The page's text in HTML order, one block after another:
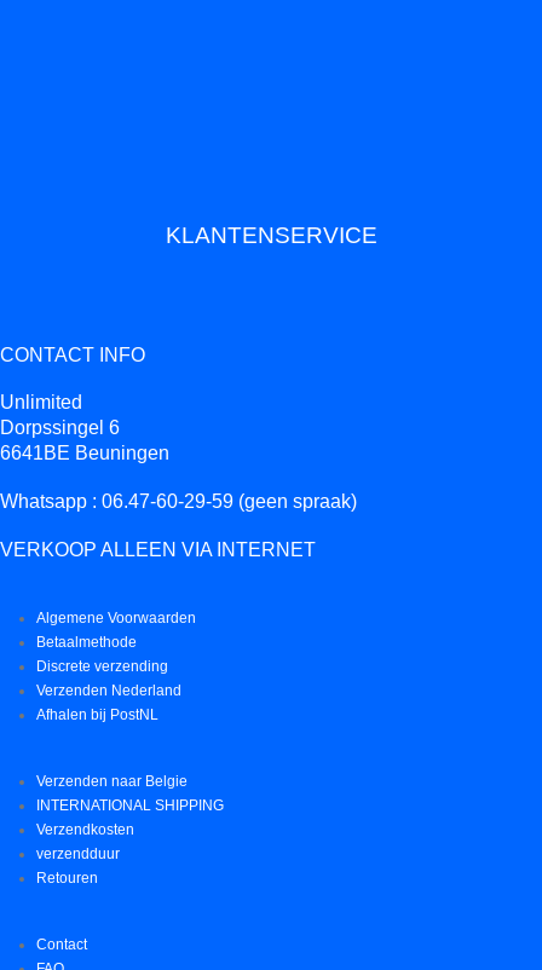
KLANTENSERVICE
CONTACT INFO
Unlimited
Dorpssingel 6
6641BE Beuningen
Whatsapp : 06.47-60-29-59 (geen spraak)
VERKOOP ALLEEN VIA INTERNET
Algemene Voorwaarden
Betaalmethode
Discrete verzending
Verzenden Nederland
Afhalen bij PostNL
Verzenden naar Belgie
INTERNATIONAL SHIPPING
Verzendkosten
verzendduur
Retouren
Contact